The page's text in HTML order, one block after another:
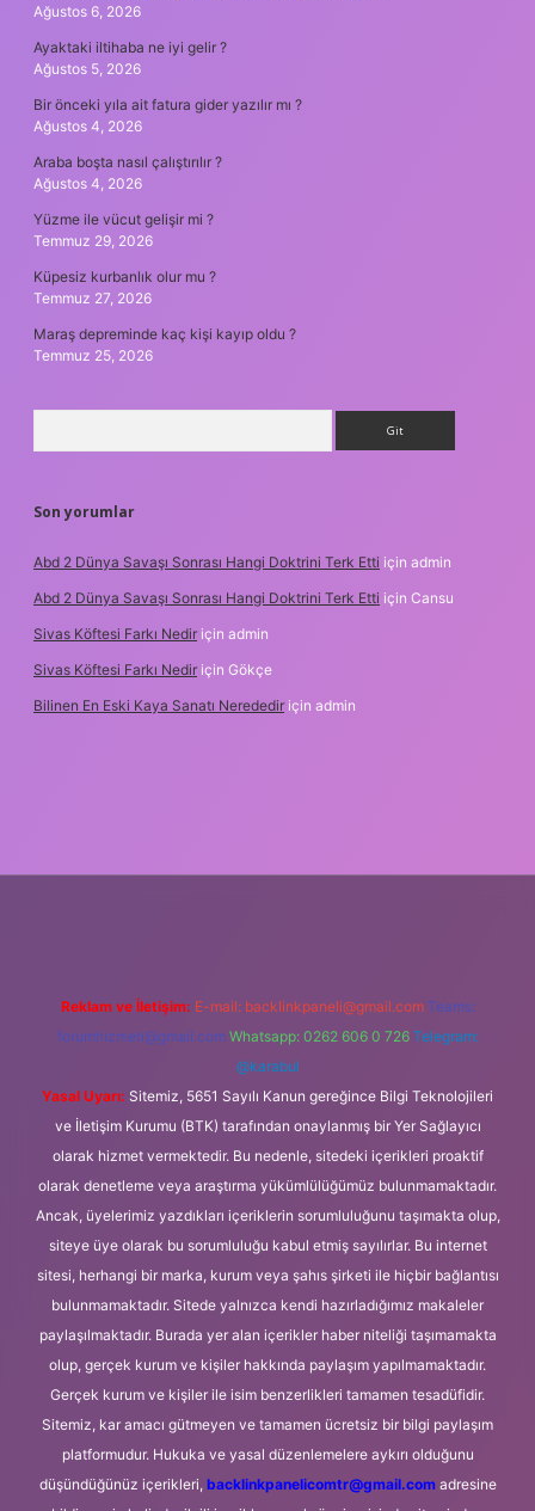
Ağustos 6, 2026
Ayaktaki iltihaba ne iyi gelir ?
Ağustos 5, 2026
Bir önceki yıla ait fatura gider yazılır mı ?
Ağustos 4, 2026
Araba boşta nasıl çalıştırılır ?
Ağustos 4, 2026
Yüzme ile vücut gelişir mi ?
Temmuz 29, 2026
Küpesiz kurbanlık olur mu ?
Temmuz 27, 2026
Maraş depreminde kaç kişi kayıp oldu ?
Temmuz 25, 2026
Son yorumlar
Abd 2 Dünya Savaşı Sonrası Hangi Doktrini Terk Etti için admin
Abd 2 Dünya Savaşı Sonrası Hangi Doktrini Terk Etti için Cansu
Sivas Köftesi Farkı Nedir için admin
Sivas Köftesi Farkı Nedir için Gökçe
Bilinen En Eski Kaya Sanatı Nerededir için admin
Reklam ve İletişim: E-mail: backlinkpaneli@gmail.com Teams:
forumhizmeti@gmail.com Whatsapp: 0262 606 0 726 Telegram:
@karabul
Yasal Uyarı: Sitemiz, 5651 Sayılı Kanun gereğince Bilgi Teknolojileri
ve İletişim Kurumu (BTK) tarafından onaylanmış bir Yer Sağlayıcı
olarak hizmet vermektedir. Bu nedenle, sitedeki içerikleri proaktif
olarak denetleme veya araştırma yükümlülüğümüz bulunmamaktadır.
Ancak, üyelerimiz yazdıkları içeriklerin sorumluluğunu taşımakta olup,
siteye üye olarak bu sorumluluğu kabul etmiş sayılırlar. Bu internet
sitesi, herhangi bir marka, kurum veya şahıs şirketi ile hiçbir bağlantısı
bulunmamaktadır. Sitede yalnızca kendi hazırladığımız makaleler
paylaşılmaktadır. Burada yer alan içerikler haber niteliği taşımamakta
olup, gerçek kurum ve kişiler hakkında paylaşım yapılmamaktadır.
Gerçek kurum ve kişiler ile isim benzerlikleri tamamen tesadüfidir.
Sitemiz, kar amacı gütmeyen ve tamamen ücretsiz bir bilgi paylaşım
platformudur. Hukuka ve yasal düzenlemelere aykırı olduğunu
düşündüğünüz içerikleri, backlinkpanelicomtr@gmail.comadresine